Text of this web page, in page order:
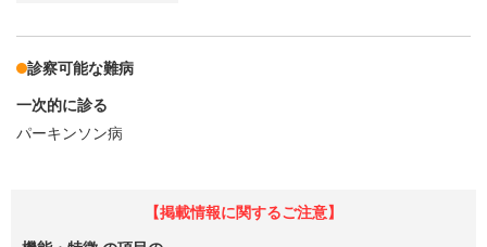
診察可能な難病
一次的に診る
パーキンソン病
【掲載情報に関するご注意】